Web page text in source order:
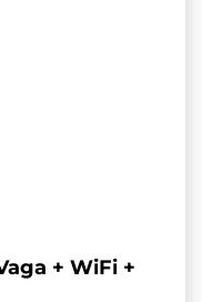
+ WiFi +